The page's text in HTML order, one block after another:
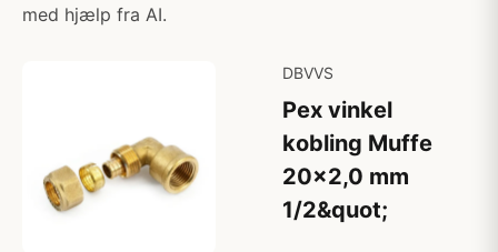
med hjælp fra AI.
DBVVS
Pex vinkel
kobling Muffe
20x2,0 mm
1/2&quot;